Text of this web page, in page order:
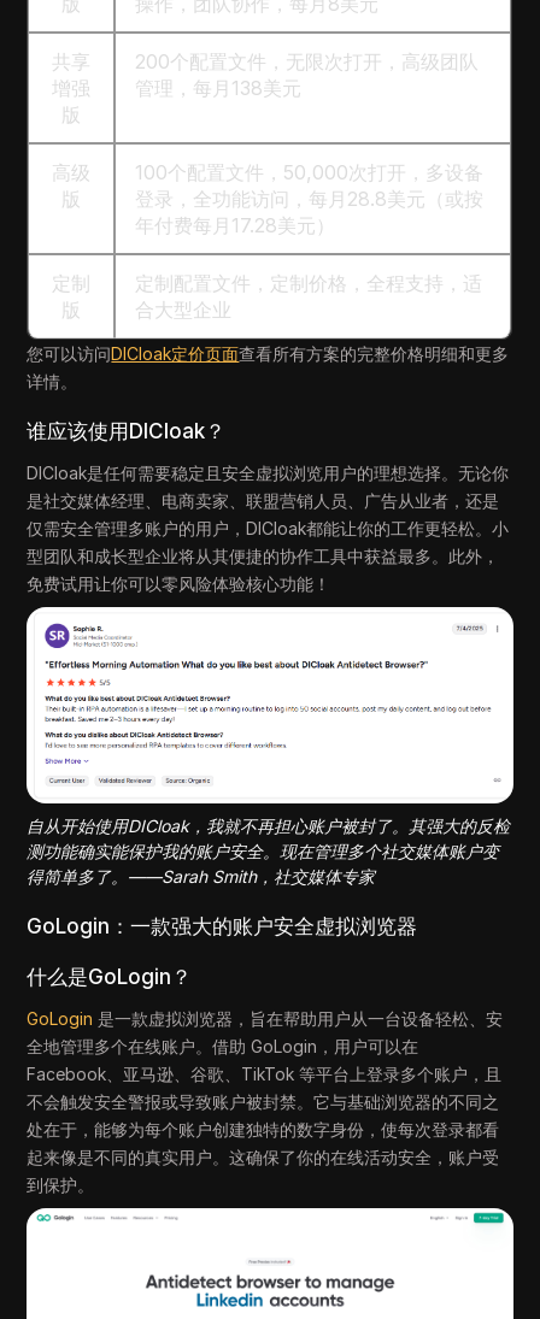
共享
增强
版
200个配置文件，无限次打开，高级团队
管理，每月138美元
高级
版
100个配置文件，50,000次打开，多设备
登录，全功能访问，每月28.8美元（或按
年付费每月17.28美元）
定制
版
定制配置文件，定制价格，全程支持，适
合大型企业
您可以访问DICloak定价页面查看所有方案的完整价格明细和更多
详情。
谁应该使用DICloak？
DICloak是任何需要稳定且安全虚拟浏览用户的理想选择。无论你
是社交媒体经理、电商卖家、联盟营销人员、广告从业者，还是
仅需安全管理多账户的用户，DICloak都能让你的工作更轻松。小
型团队和成长型企业将从其便捷的协作工具中获益最多。此外，
免费试用让你可以零风险体验核心功能！
自从开始使用DICloak，我就不再担心账户被封了。其强大的反检
测功能确实能保护我的账户安全。现在管理多个社交媒体账户变
得简单多了。——Sarah Smith，社交媒体专家
GoLogin：一款强大的账户安全虚拟浏览器
什么是GoLogin？
GoLogin 是一款虚拟浏览器，旨在帮助用户从一台设备轻松、安
全地管理多个在线账户。借助 GoLogin，用户可以在
Facebook、亚马逊、谷歌、TikTok 等平台上登录多个账户，且
不会触发安全警报或导致账户被封禁。它与基础浏览器的不同之
处在于，能够为每个账户创建独特的数字身份，使每次登录都看
起来像是不同的真实用户。这确保了你的在线活动安全，账户受
到保护。